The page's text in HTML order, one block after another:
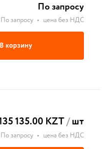
По запросу
По запросу • цена без НДС
В корзину
135.00 KZT/шт
По запросу • цена без НДС